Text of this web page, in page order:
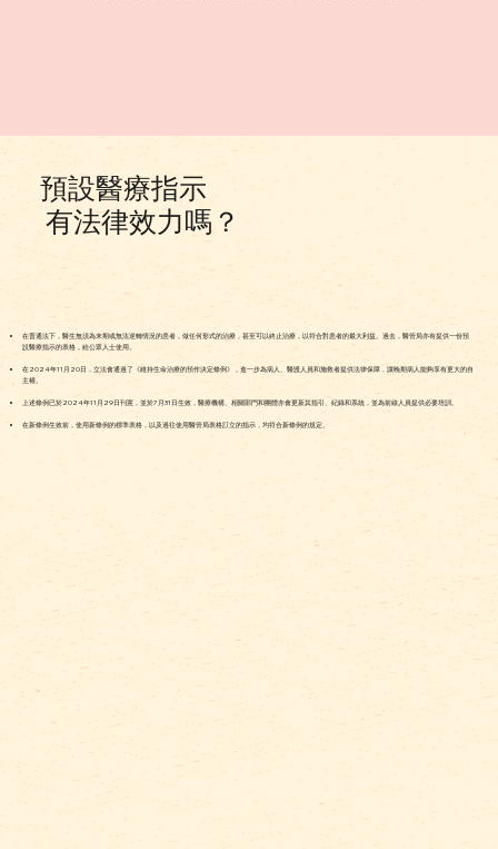
在普通法下，醫生無須為末期或無法逆轉情況的患者，做任何形式的治療，甚至可以終止治療，以符合對患者的最大利益。過去，醫管局亦有提供一份預
設醫療指示的表格，給公眾人士使用。
在2024年11月20日，立法會通過了《維持生命治療的預作決定條例》，進一步為病人、醫護人員和施救者提供法律保障，讓晚期病人能夠享有更大的自
主權。
上述條例已於2024年11月29日刊憲，並於7月31日生效，醫療機構、相關部門和團體亦會更新其指引、紀錄和系統，並為前線人員提供必要培訓。
在新條例生效前，使用新條例的標準表格，以及過往使用醫管局表格訂立的指示，均符合新條例的規定。
預設醫療指示
有法律效力嗎？